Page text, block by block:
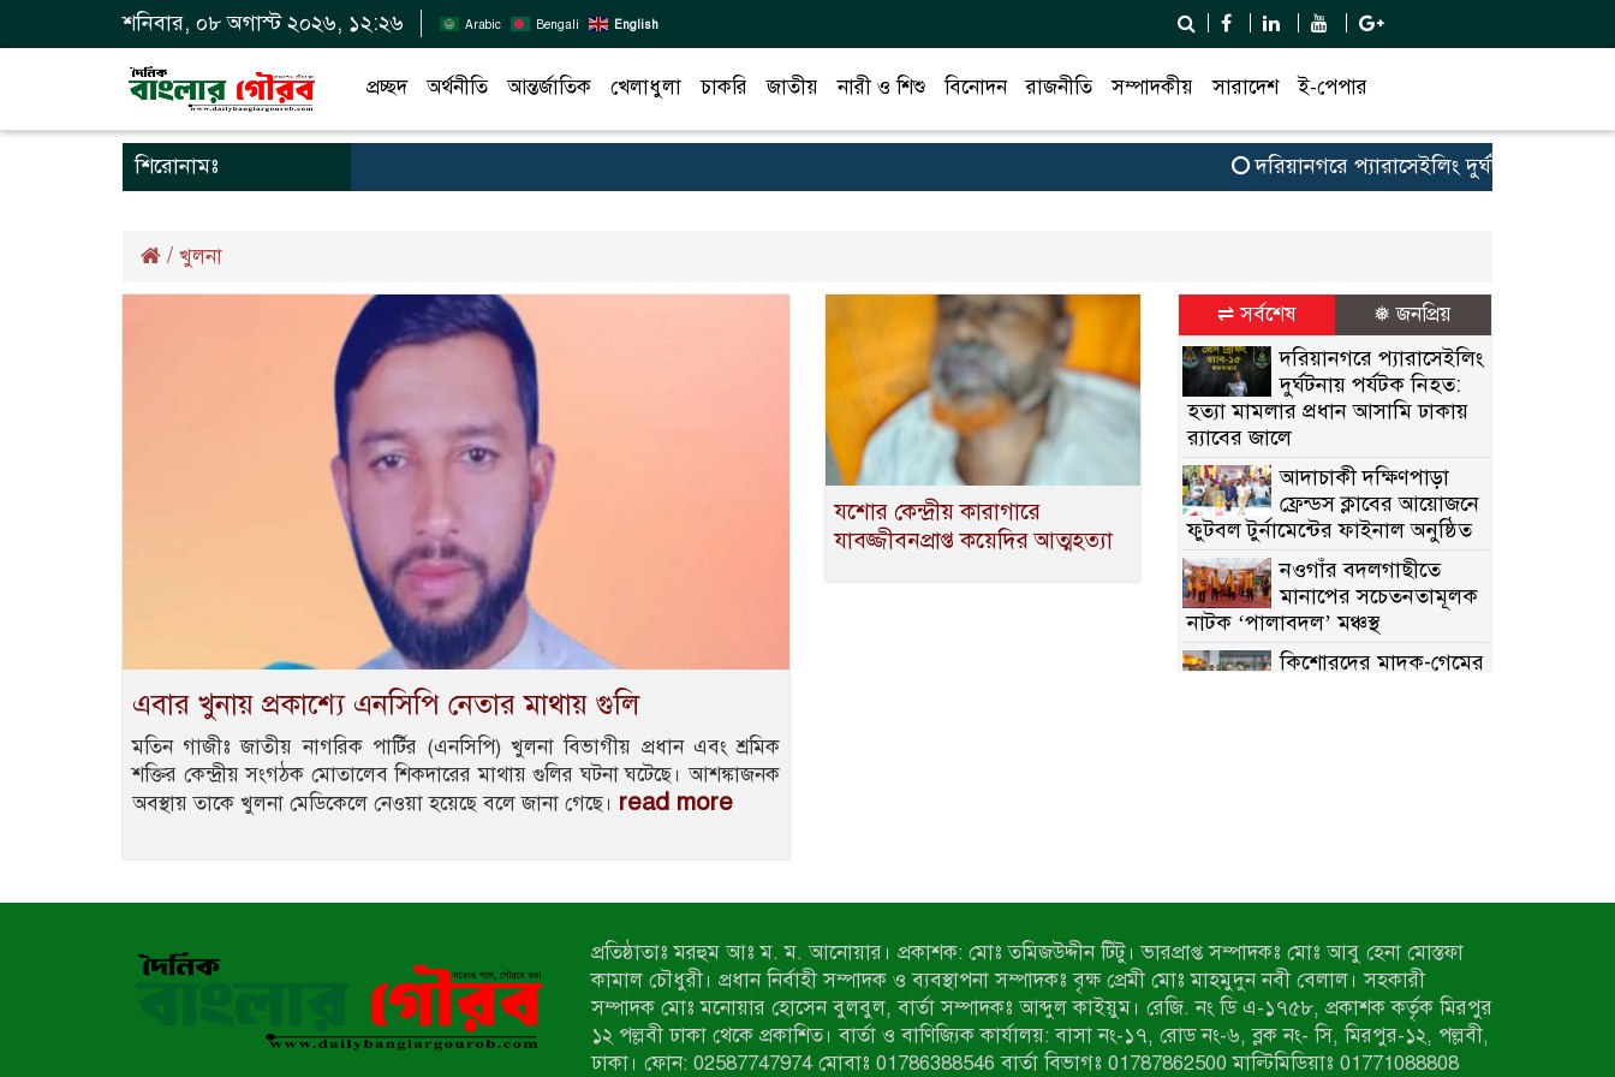
শনিবার, ০৮ অগাস্ট ২০২৬, ১২:২৬ Arabic Bengali English
প্রচ্ছদ অর্থনীতি আন্তর্জাতিক খেলাধুলা চাকরি জাতীয় নারী ও শিশু বিনোদন রাজনীতি সম্পাদকীয় সারাদেশ ই-পেপার
শিরোনামঃ দরিয়ানগরে প্যারাসেইলিং দুর্ঘটনায় পর্যটক
/ খুলনা
এবার খুনায় প্রকাশ্যে এনসিপি নেতার মাথায় গুলি
মতিন গাজীঃ জাতীয় নাগরিক পার্টির (এনসিপি) খুলনা বিভাগীয় প্রধান এবং শ্রমিক
শক্তির কেন্দ্রীয় সংগঠক মোতালেব শিকদারের মাথায় গুলির ঘটনা ঘটেছে। আশঙ্কাজনক
অবস্থায় তাকে খুলনা মেডিকেলে নেওয়া হয়েছে বলে জানা গেছে। read more
যশোর কেন্দ্রীয় কারাগারে
যাবজ্জীবনপ্রাপ্ত কয়েদির আত্মহত্যা
⇌ সর্বশেষ ❅ জনপ্রিয়
দরিয়ানগরে প্যারাসেইলিং
দুর্ঘটনায় পর্যটক নিহত:
হত্যা মামলার প্রধান আসামি ঢাকায়
র‌্যাবের জালে
আদাচাকী দক্ষিণপাড়া
ফ্রেন্ডস ক্লাবের আয়োজনে
ফুটবল টুর্নামেন্টের ফাইনাল অনুষ্ঠিত
নওগাঁর বদলগাছীতে
মানাপের সচেতনতামূলক
নাটক ‘পালাবদল’ মঞ্চস্থ
কিশোরদের মাদক-গেমের
চলাচলে চরম দুর্ভোগ; ইউএনওর
নাটোরের পাটুলে পানিতে
ডুবে নন্দীগ্রামের
স্কুলছাত্রের মর্মান্তিক মৃত্যু
সেনাবাহিনীর চাকরি
প্রতিষ্ঠাতাঃ মরহুম আঃ ম. ম. আনোয়ার। প্রকাশক: মোঃ তমিজউদ্দীন টিটু। ভারপ্রাপ্ত সম্পাদকঃ মোঃ আবু হেনা মোস্তফা
কামাল চৌধুরী। প্রধান নির্বাহী সম্পাদক ও ব্যবস্থাপনা সম্পাদকঃ বৃক্ষ প্রেমী মোঃ মাহমুদুন নবী বেলাল। সহকারী
সম্পাদক মোঃ মনোয়ার হোসেন বুলবুল, বার্তা সম্পাদকঃ আব্দুল কাইয়ুম। রেজি. নং ডি এ-১৭৫৮, প্রকাশক কর্তৃক মিরপুর
১২ পল্লবী ঢাকা থেকে প্রকাশিত। বার্তা ও বাণিজ্যিক কার্যালয়: বাসা নং-১৭, রোড নং-৬, ব্লক নং- সি, মিরপুর-১২, পল্লবী,
ঢাকা। ফোন: 02587747974 মোবাঃ 01786388546 বার্তা বিভাগঃ 01787862500 মাল্টিমিডিয়াঃ 01771088808